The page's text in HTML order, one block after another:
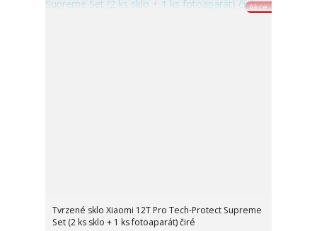
Akce
Tvrzené sklo Xiaomi 12T Pro Tech-Protect Supreme
Set (2 ks sklo + 1 ks fotoaparát) čiré